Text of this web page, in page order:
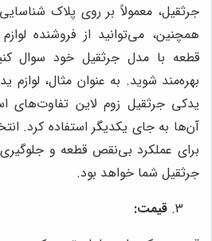
جرثقیل، معمولاً بر روی پلاک
همچنین، می‌توانید از فروشنده
قطعه با مدل جرثقیل خود سوال
بهره‌مند شوید. به عنوان مثال، لوازم
یدکی جرثقیل زوم لاین تفاوت‌های
آن‌ها به جای یکدیگر استفاده کرد.
برای عملکرد بی‌نقص قطعه و
جرثقیل شما خواهد بود.
قیمت: